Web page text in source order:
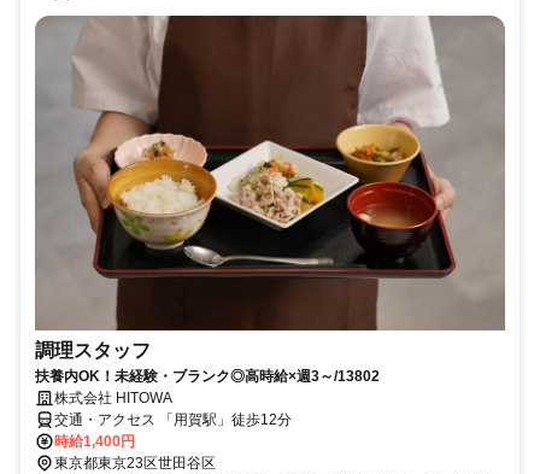
調理スタッフ
扶養内OK！未経験・ブランク◎高時給×週3～/13802
株式会社 HITOWA
交通・アクセス 「用賀駅」徒歩12分
時給1,400円
東京都東京23区世田谷区